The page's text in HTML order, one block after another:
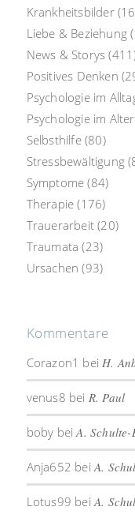
Krankheitsbilder
Liebe & Beziehung
News & Storys
Positives Denken
Psychologie im
Psychologie im Alter
Selbsthilfe(80)
Stressbewältigung
Symptome (84)
Therapie (176)
Trauerarbeit (20)
Traumata (23)
Ursachen (93)
Kommentare
Corazon1 beiH.
venus8 bei R. Paul
boby beiA.
Anja652 beiA.
Lotus99 beiA.